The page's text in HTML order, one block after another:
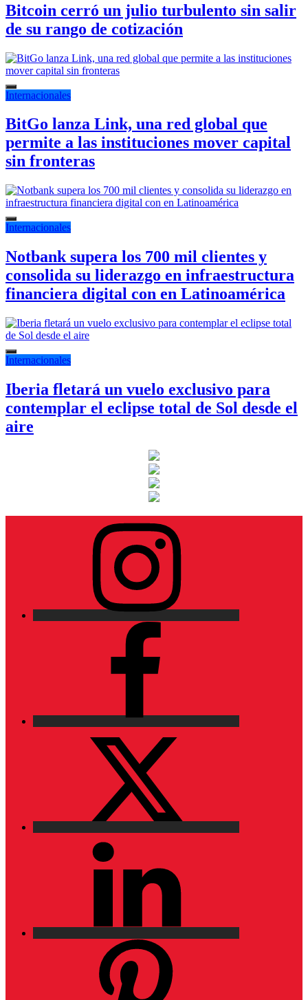
Bitcoin cerró un julio turbulento sin salir
de su rango de cotización
Internacionales
BitGo lanza Link, una red global que
permite a las instituciones mover capital
sin fronteras
Internacionales
Notbank supera los 700 mil clientes y
consolida su liderazgo en infraestructura
financiera digital con en Latinoamérica
Internacionales
Iberia fletará un vuelo exclusivo para
contemplar el eclipse total de Sol desde el
aire